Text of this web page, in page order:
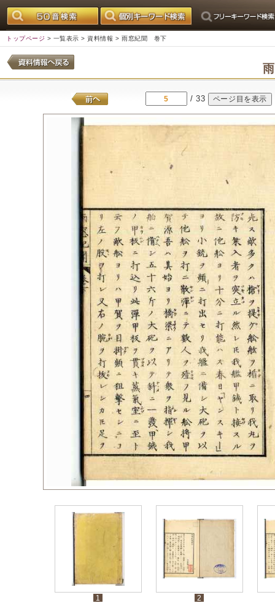
トップページ > 一覧表示 > 資料情報 > 雨窓紀聞 巻下
/ 33
1 2